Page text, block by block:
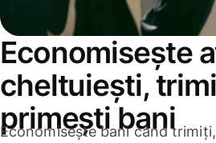
Economisește
cheltuiești,
primești bani
Economisește bani când